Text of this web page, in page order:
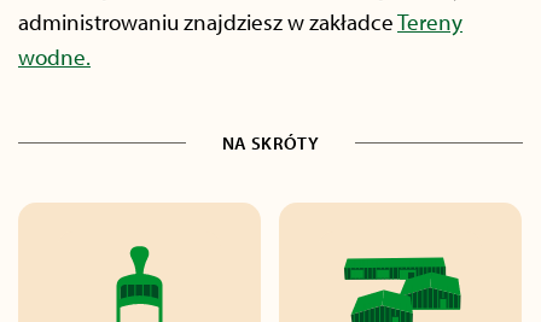
administrowaniu znajdziesz w zakładceTereny
wodne.
NA SKRÓTY